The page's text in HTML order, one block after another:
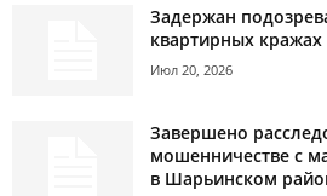
Задержан
квартирных
Июл 20, 2026
Завершено
мошенничестве с
в Шарьинском